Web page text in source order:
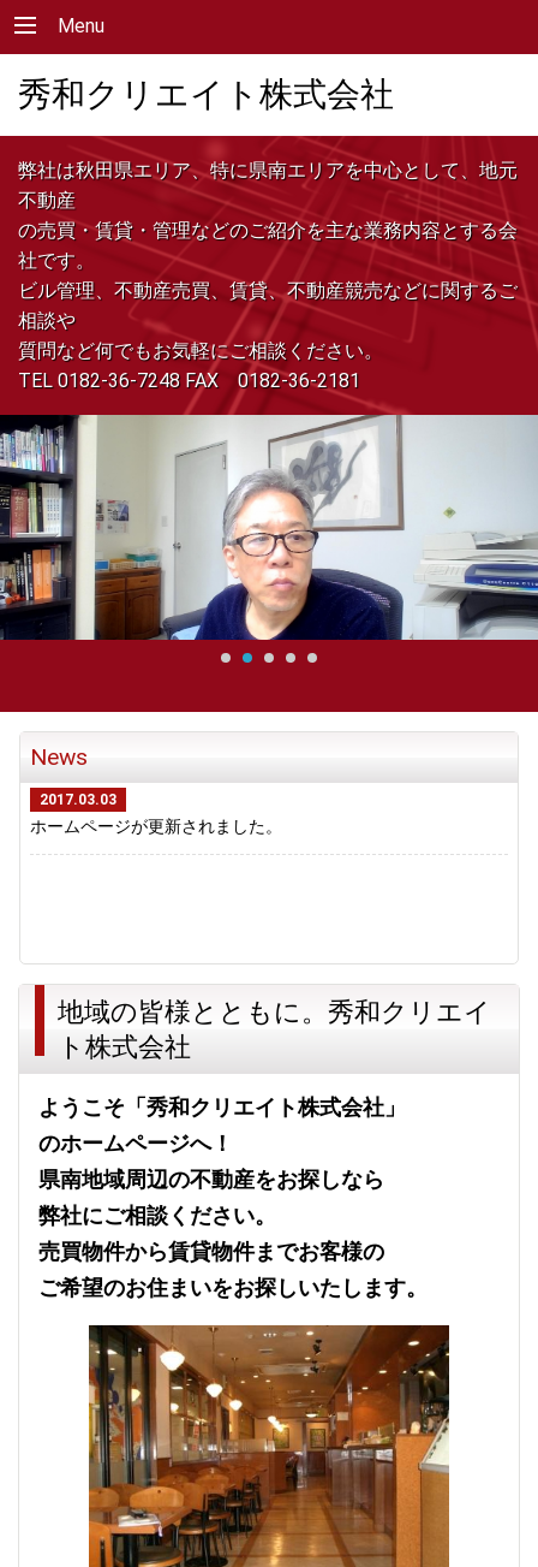
Menu
秀和クリエイト株式会社
弊社は秋田県エリア、特に県南エリアを中心として、地元
不動産
の売買・賃貸・管理などのご紹介を主な業務内容とする会
社です。
ビル管理、不動産売買、賃貸、不動産競売などに関するご
相談や
質問など何でもお気軽にご相談ください。
TEL 0182-36-7248 FAX 0182-36-2181
News
2017.03.03
ホームページが更新されました。
地域の皆様とともに。秀和クリエイ
ト株式会社
ようこそ「秀和クリエイト株式会社」
のホームページへ！
県南地域周辺の不動産をお探しなら
弊社にご相談ください。
売買物件から賃貸物件までお客様の
ご希望のお住まいをお探しいたします。